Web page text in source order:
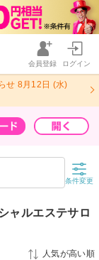
会員登録 ログイン
せ 8月12日 (水)
条件変更
ャルエステサロ
人気が高い順